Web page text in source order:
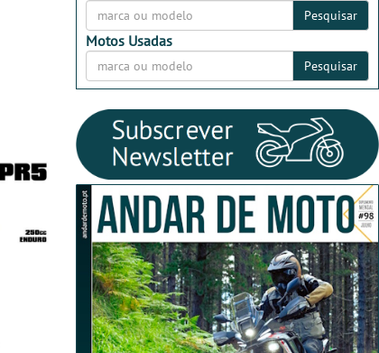
Pesquisar
Motos Usadas
Pesquisar